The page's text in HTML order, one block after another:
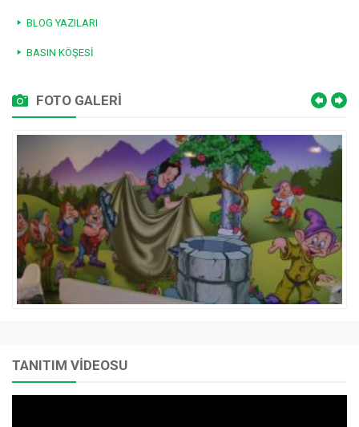
BLOG YAZILARI
BASIN KÖŞESI
FOTO GALERİ
TANITIM VİDEOSU